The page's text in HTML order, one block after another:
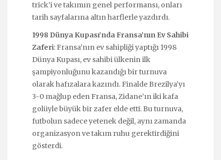
trick’i ve takımın genel performansı, onları
tarih sayfalarına altın harflerle yazdırdı.
1998 Dünya Kupası’nda Fransa’nın Ev Sahibi
Zaferi: Fransa’nın ev sahipliği yaptığı 1998
Dünya Kupası, ev sahibi ülkenin ilk
şampiyonluğunu kazandığı bir turnuva
olarak hafızalara kazındı. Finalde Brezilya’yı
3-0 mağlup eden Fransa, Zidane’ın iki kafa
golüyle büyük bir zafer elde etti. Bu turnuva,
futbolun sadece yetenek değil, aynı zamanda
organizasyon ve takım ruhu gerektirdiğini
gösterdi.